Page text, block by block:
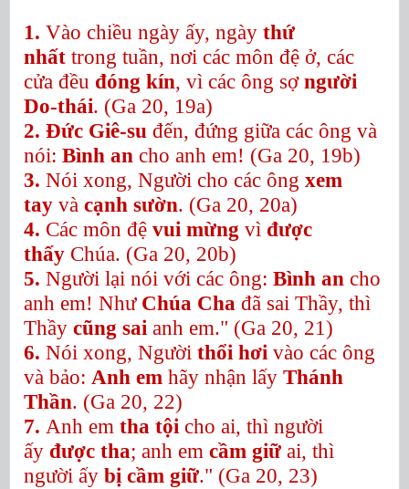
1. Vào chiều ngày ấy, ngày thứ
nhất trong tuần, nơi các môn đệ ở, các
cửa đều đóng kín, vì các ông sợ người
Do-thái. (Ga 20, 19a)
2. Đức Giê-su đến, đứng giữa các ông và
nói: Bình an cho anh em! (Ga 20, 19b)
3. Nói xong, Người cho các ông xem
tay và cạnh sườn. (Ga 20, 20a)
4. Các môn đệ vui mừng vì được
thấy Chúa. (Ga 20, 20b)
5. Người lại nói với các ông: Bình an cho
anh em! Như Chúa Cha đã sai Thầy, thì
Thầy cũng sai anh em." (Ga 20, 21)
6. Nói xong, Người thổi hơi vào các ông
và bảo: Anh em hãy nhận lấy Thánh
Thần. (Ga 20, 22)
7. Anh em tha tội cho ai, thì người
ấy được tha; anh em cầm giữ ai, thì
người ấy bị cầm giữ." (Ga 20, 23)